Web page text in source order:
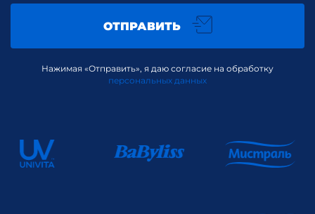
ОТПРАВИТЬ
Нажимая «Отправить», я даю согласие на обработку
персональных данных